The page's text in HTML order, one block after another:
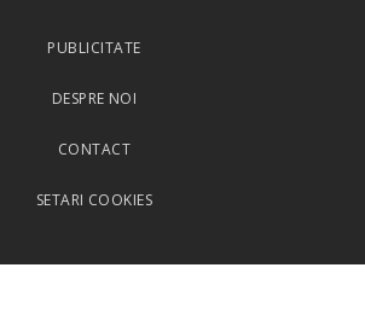
PUBLICITATE
DESPRE NOI
CONTACT
SETARI COOKIES